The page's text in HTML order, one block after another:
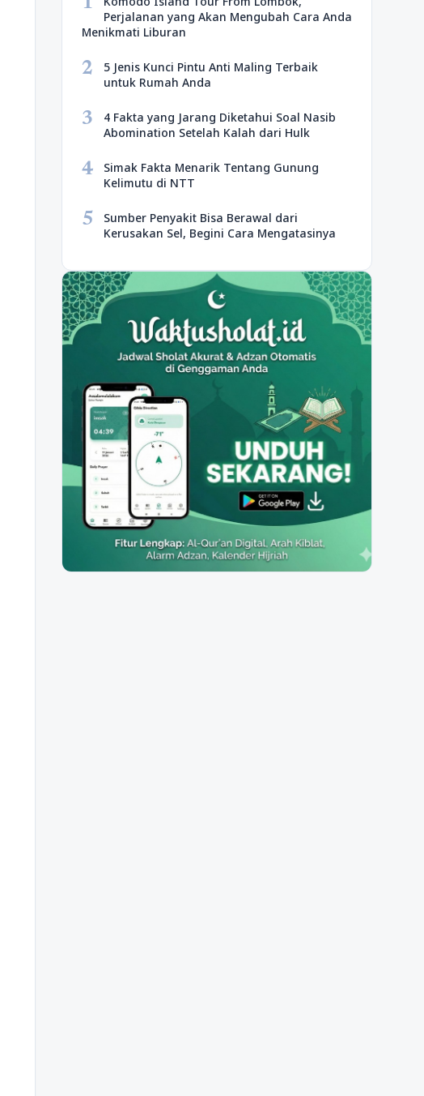
Perjalanan yang Akan Mengubah Cara Anda
Menikmati Liburan
2
5 Jenis Kunci Pintu Anti Maling Terbaik
untuk Rumah Anda
3
4 Fakta yang Jarang Diketahui Soal Nasib
Abomination Setelah Kalah dari Hulk
4
Simak Fakta Menarik Tentang Gunung
Kelimutu di NTT
5
Sumber Penyakit Bisa Berawal dari
Kerusakan Sel, Begini Cara Mengatasinya